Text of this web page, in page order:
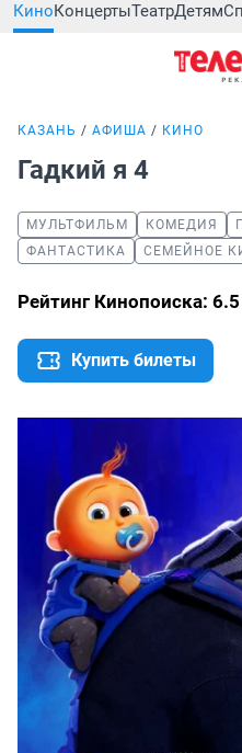
КиноКонцертыТеатрДетям
КАЗАНЬ АФИША КИНО
Гадкий я 4
МУЛЬТФИЛЬМ КОМЕДИЯ
ФАНТАСТИКА
СЕМЕЙНОЕ
Рейтинг Кинопоиска: 6.5
Купить билеты